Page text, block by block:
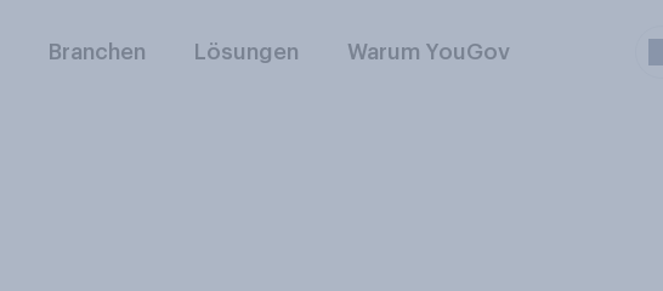
Branchen Lösungen Warum YouGov